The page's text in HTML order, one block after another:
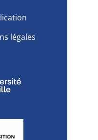
légales